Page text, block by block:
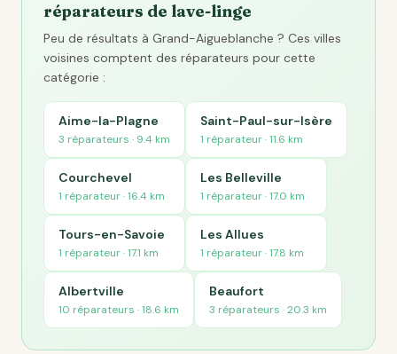
réparateurs de lave-linge
Peu de résultats à Grand-Aigueblanche ? Ces villes
voisines comptent des réparateurs pour cette
catégorie :
Aime-la-Plagne
3 réparateurs · 9.4 km
Saint-Paul-sur-Isère
1 réparateur · 11.6 km
Courchevel
1 réparateur · 16.4 km
Les Belleville
1 réparateur · 17.0 km
Tours-en-Savoie
1 réparateur · 17.1 km
Les Allues
1 réparateur · 17.8 km
Albertville
10 réparateurs · 18.6 km
Beaufort
3 réparateurs · 20.3 km